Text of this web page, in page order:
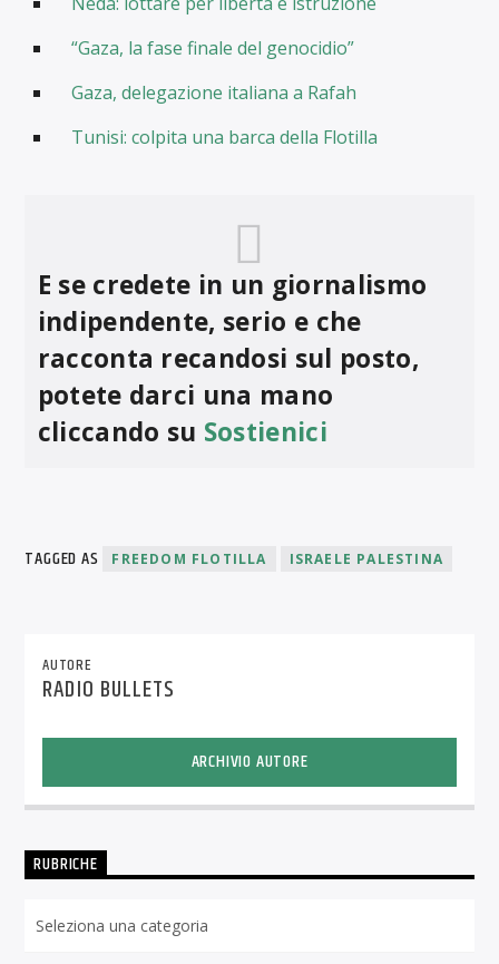
“Gaza, la fase finale del genocidio”
Gaza, delegazione italiana a Rafah
Tunisi: colpita una barca della Flotilla
E se credete in un giornalismo
indipendente, serio e che
racconta recandosi sul posto,
potete darci una mano
cliccando su Sostienici
TAGGED AS FREEDOM FLOTILLA ISRAELE PALESTINA
AUTORE
RADIO BULLETS
ARCHIVIO AUTORE
RUBRICHE